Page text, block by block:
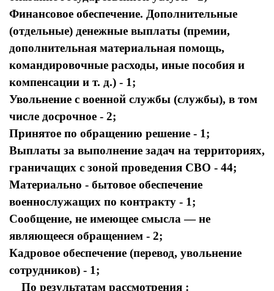
Финансовое обеспечение. Дополнительные
(отдельные) денежные выплаты (премии,
дополнительная материальная помощь,
командировочные расходы, иные пособия и
компенсации и т. д.) - 1;
Увольнение с военной службы (службы), в том
числе досрочное - 2;
Принятое по обращению решение - 1;
Выплаты за выполнение задач на территориях,
граничащих с зоной проведения СВО - 44;
Материально - бытовое обеспечение
военнослужащих по контракту - 1;
Сообщение, не имеющее смысла — не
являющееся обращением - 2;
Кадровое обеспечение (перевод, увольнение
сотрудников) - 1;
По результатам рассмотрения :